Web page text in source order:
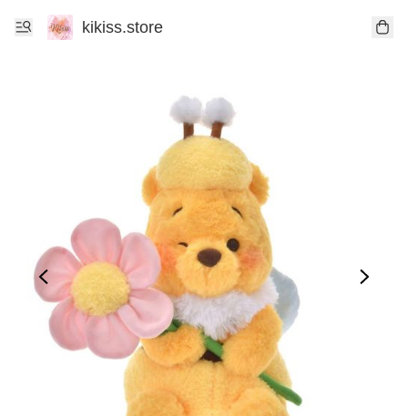
kikiss.store